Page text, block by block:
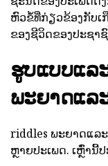
ຫົວຂໍ້ທີ່ກ່ຽວຂ້ອງກັບ
ຂອງຊີວິດຂອງປະຊາ
ຮູບແບບແລ
ພະຍາດແລ
riddles ພະຍາດແລ
ຫຼາຍປະເພດ. ເຫຼົ່ານີ້